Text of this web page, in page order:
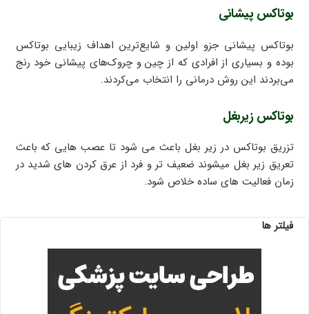
بوتاکس پیشانی
بوتاکس پیشانی جزو اولین و شایع‌ترین اهداف زیبایی بوتاکس
بوده و بسیاری از افرادی که از چین و چروک‌های پیشانی خود رنج
می‌بردند این روش درمانی را انتخاب می‌کردند.
بوتاکس زیربغل
تزریق بوتاکس در زیر بغل باعث می شود تا عصب هایی که باعث
تعریق زیر بغل میشوند ضعیف تر و فرد از عرق کردن های شدید در
زمان فعالیت های ساده خلاص شود.
فیلتر ها